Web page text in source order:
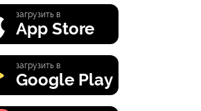
загрузить в
App Store
загрузить в
Google Play